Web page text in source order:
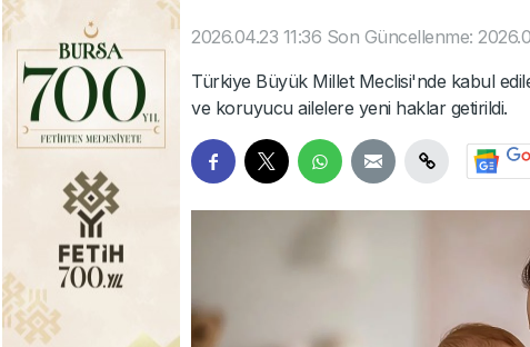
2026.04.23 11:36 Son Güncellenme:
Türkiye Büyük Millet Meclisi'nde kabul
ve koruyucu ailelere yeni haklar getirildi.